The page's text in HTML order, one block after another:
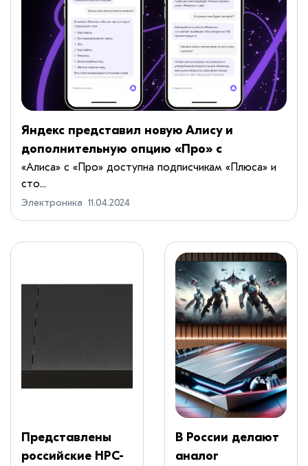
Яндекс представил новую Алису и
дополнительную опцию «Про» с
YandexGPT 3 Pro
«Алиса» с «Про» доступна подписчикам «Плюса» и
сто...
Электроника 11.04.2024
Представлены
российские HPC-
В России делают
аналог